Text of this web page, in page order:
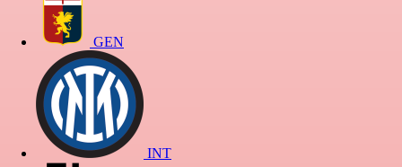
GEN
INT